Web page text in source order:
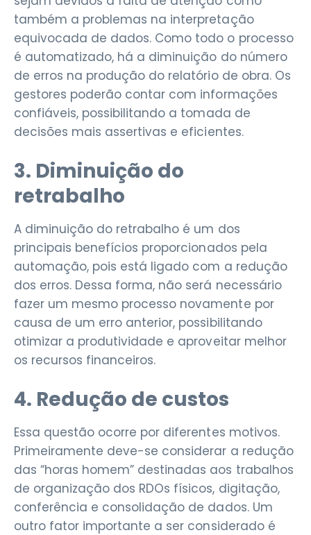
também a problemas na interpretação
equivocada de dados. Como todo o processo
é automatizado, há a diminuição do número
de erros na produção do relatório de obra. Os
gestores poderão contar com informações
confiáveis, possibilitando a tomada de
decisões mais assertivas e eficientes.
3. Diminuição do
retrabalho
A diminuição do retrabalho é um dos
principais benefícios proporcionados pela
automação, pois está ligado com a redução
dos erros. Dessa forma, não será necessário
fazer um mesmo processo novamente por
causa de um erro anterior, possibilitando
otimizar a produtividade e aproveitar melhor
os recursos financeiros.
4. Redução de custos
Essa questão ocorre por diferentes motivos.
Primeiramente deve-se considerar a redução
das “horas homem” destinadas aos trabalhos
de organização dos RDOs físicos, digitação,
conferência e consolidação de dados. Um
outro fator importante a ser considerado é